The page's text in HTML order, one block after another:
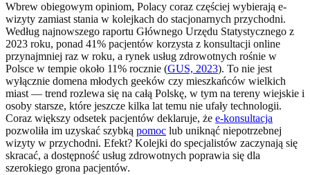
Wbrew obiegowym opiniom, Polacy coraz częściej wybierają e-
wizyty zamiast stania w kolejkach do stacjonarnych przychodni.
Według najnowszego raportu Głównego Urzędu Statystycznego z
2023 roku, ponad 41% pacjentów korzysta z konsultacji online
przynajmniej raz w roku, a rynek usług zdrowotnych rośnie w
Polsce w tempie około 11% rocznie (GUS, 2023). To nie jest
wyłącznie domena młodych geeków czy mieszkańców wielkich
miast — trend rozlewa się na całą Polskę, w tym na tereny wiejskie i
osoby starsze, które jeszcze kilka lat temu nie ufały technologii.
Coraz większy odsetek pacjentów deklaruje, że e-konsultacja
pozwoliła im uzyskać szybką pomoc lub uniknąć niepotrzebnej
wizyty w przychodni. Efekt? Kolejki do specjalistów zaczynają się
skracać, a dostępność usług zdrowotnych poprawia się dla
szerokiego grona pacjentów.